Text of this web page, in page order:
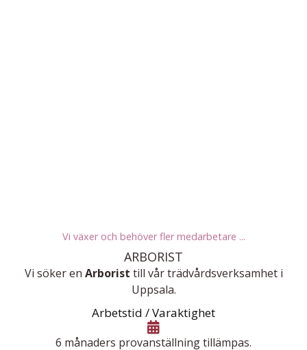
Vi växer och behöver fler medarbetare ...
ARBORIST
Vi söker en Arborist till vår trädvårds­verk­samhet i
Uppsala.
Arbetstid / Varaktighet
6 månaders provanställning tillämpas.